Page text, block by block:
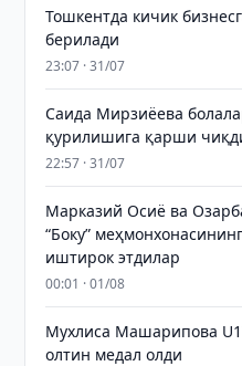
Тошкентда кичик
берилади
23:07 · 31/07
Саида Мирзиёева
қурилишига қарши
22:57 · 31/07
Марказий Осиё ва
“Боку”
иштирок этдилар
00:01 · 01/08
Мухлиса Машарипова
олтин медал олди